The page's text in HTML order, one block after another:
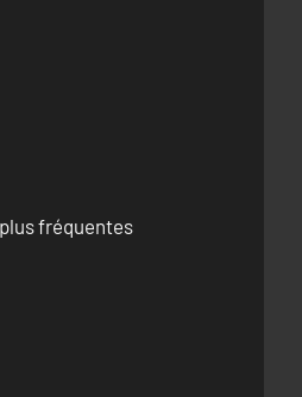
fréquentes